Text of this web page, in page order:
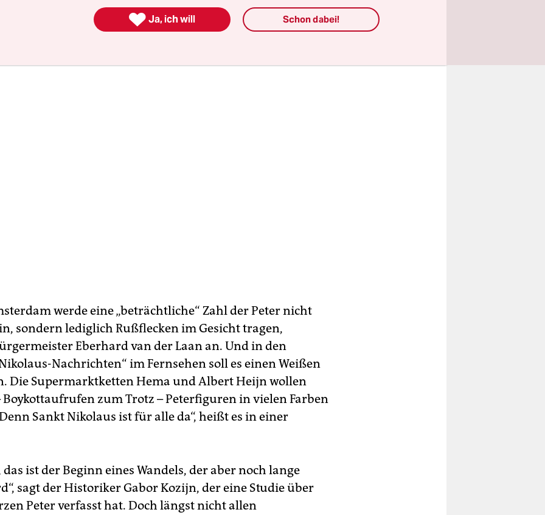
Neu an der Seite des Heiligen sind dann der Käsepeter –
Gesicht – und der Stroopwafel-Peter, dessen
werde eine „beträchtliche“ Zahl der Peter nicht
sondern lediglich Rußflecken im Gesicht tragen,
Eberhard van der Laan an. Und in den
Nachrichten“ im Fernsehen soll es einen Weißen
Die Supermarktketten Hema und Albert Heijn wollen
zum Trotz – Peterfiguren in vielen Farben
Sankt Nikolaus ist für alle da“, heißt es in einer
das ist der Beginn eines Wandels, der aber noch lange
sagt der Historiker Gabor Kozijn, der eine Studie über
Peter verfasst hat. Doch längst nicht allen
 Ja, ich will Schon dabei!